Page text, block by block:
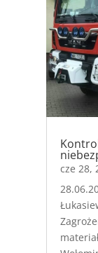
cze 28,